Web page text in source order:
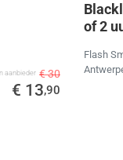
aanbieder € 30
€ 13,90
of 2
Flash